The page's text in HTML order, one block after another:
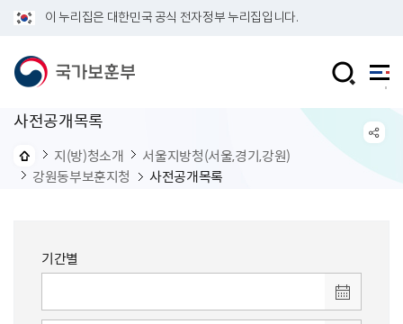
이 누리집은 대한민국 공식 전자정부 누리집입니다.
사전공개목록
지(방)청소개
서울지방청(서울,경기,강원)
강원동부보훈지청
사전공개목록
기간별